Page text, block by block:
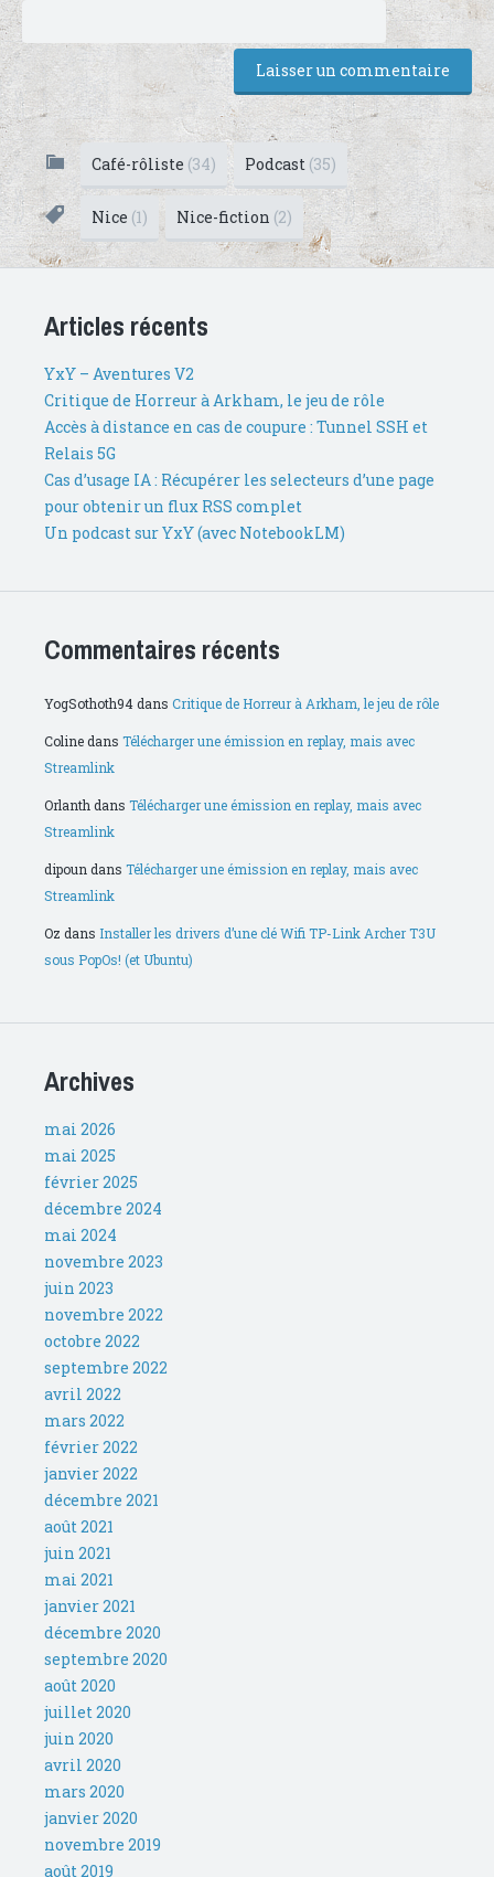
Café-rôliste (34) Podcast (35)
Nice (1) Nice-fiction (2)
Articles récents
YxY – Aventures V2
Critique de Horreur à Arkham, le jeu de rôle
Accès à distance en cas de coupure : Tunnel SSH et
Relais 5G
Cas d’usage IA : Récupérer les selecteurs d’une page
pour obtenir un flux RSS complet
Un podcast sur YxY (avec NotebookLM)
Commentaires récents
YogSothoth94dans Critique de Horreur à Arkham, le jeu de rôle
Colinedans Télécharger une émission en replay, mais avec
Streamlink
Orlanth dans Télécharger une émission en replay, mais avec
Streamlink
dipoun dans Télécharger une émission en replay, mais avec
Streamlink
Oz dans Installer les drivers d’une clé Wifi TP-Link Archer T3U
sous PopOs! (et Ubuntu)
Archives
mai 2026
mai 2025
février 2025
décembre 2024
mai 2024
novembre 2023
juin 2023
novembre 2022
octobre 2022
septembre 2022
avril 2022
mars 2022
février 2022
janvier 2022
décembre 2021
août 2021
juin 2021
mai 2021
janvier 2021
décembre 2020
septembre 2020
août 2020
juillet 2020
juin 2020
avril 2020
mars 2020
janvier 2020
novembre 2019
août 2019